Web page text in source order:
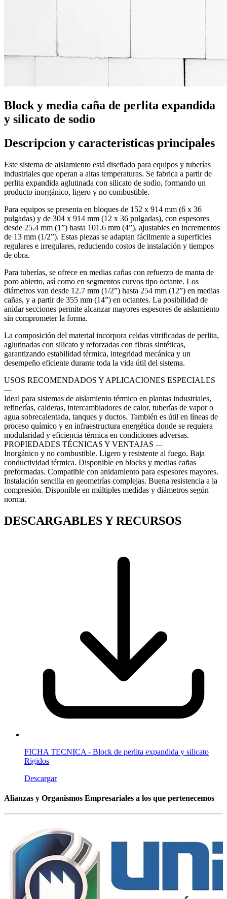
Block y media caña de perlita expandida
y silicato de sodio
Descripcion y caracteristicas principales
Este sistema de aislamiento está diseñado para equipos y tuberías
industriales que operan a altas temperaturas. Se fabrica a partir de
perlita expandida aglutinada con silicato de sodio, formando un
producto inorgánico, ligero y no combustible.
Para equipos se presenta en bloques de 152 x 914 mm (6 x 36
pulgadas) y de 304 x 914 mm (12 x 36 pulgadas), con espesores
desde 25.4 mm (1”) hasta 101.6 mm (4”), ajustables en incrementos
de 13 mm (1/2”). Estas piezas se adaptan fácilmente a superficies
regulares e irregulares, reduciendo costos de instalación y tiempos
de obra.
Para tuberías, se ofrece en medias cañas con refuerzo de manta de
poro abierto, así como en segmentos curvos tipo octante. Los
diámetros van desde 12.7 mm (1/2”) hasta 254 mm (12”) en medias
cañas, y a partir de 355 mm (14”) en octantes. La posibilidad de
anidar secciones permite alcanzar mayores espesores de aislamiento
sin comprometer la forma.
La composición del material incorpora celdas vitrificadas de perlita,
aglutinadas con silicato y reforzadas con fibras sintéticas,
garantizando estabilidad térmica, integridad mecánica y un
desempeño eficiente durante toda la vida útil del sistema.
USOS RECOMENDADOS Y APLICACIONES ESPECIALES
—
Ideal para sistemas de aislamiento térmico en plantas industriales,
refinerías, calderas, intercambiadores de calor, tuberías de vapor o
agua sobrecalentada, tanques y ductos. También es útil en líneas de
proceso químico y en infraestructura energética donde se requiera
modularidad y eficiencia térmica en condiciones adversas.
PROPIEDADES TÉCNICAS Y VENTAJAS —
Inorgánico y no combustible. Ligero y resistente al fuego. Baja
conductividad térmica. Disponible en blocks y medias cañas
preformadas. Compatible con anidamiento para espesores mayores.
Instalación sencilla en geometrías complejas. Buena resistencia a la
compresión. Disponible en múltiples medidas y diámetros según
norma.
DESCARGABLES Y RECURSOS
FICHA TECNICA - Block de perlita expandida y silicato
Rigidos
Descargar
Alianzas y Organismos Empresariales a los que pertenecemos